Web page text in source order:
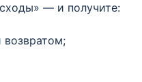
— и получите: